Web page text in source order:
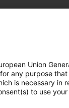
Union
any purpose
is necessary in
to use